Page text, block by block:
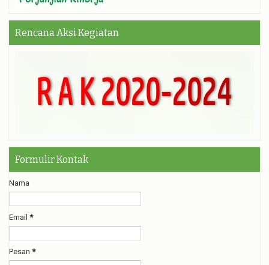
Rencana Aksi Kegiatan
Formulir Kontak
Nama
Email *
Pesan *